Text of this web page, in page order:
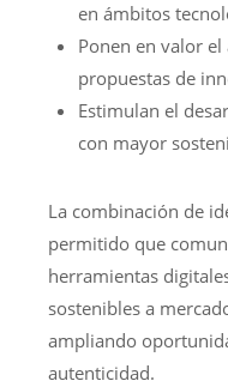
en ámbitos
Ponen en valor
propuestas de
Estimulan el
con mayor
La combinación de
permitido que
herramientas
sostenibles a
ampliando
autenticidad.